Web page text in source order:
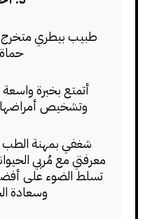
طبيب بيطري متخرج
أتمتع بخبرة واسعة
وتشخيص أمراضها
شغفي بمهنة الطب
معرفتي مع مُربي
تسلط الضوء على
وسعادة